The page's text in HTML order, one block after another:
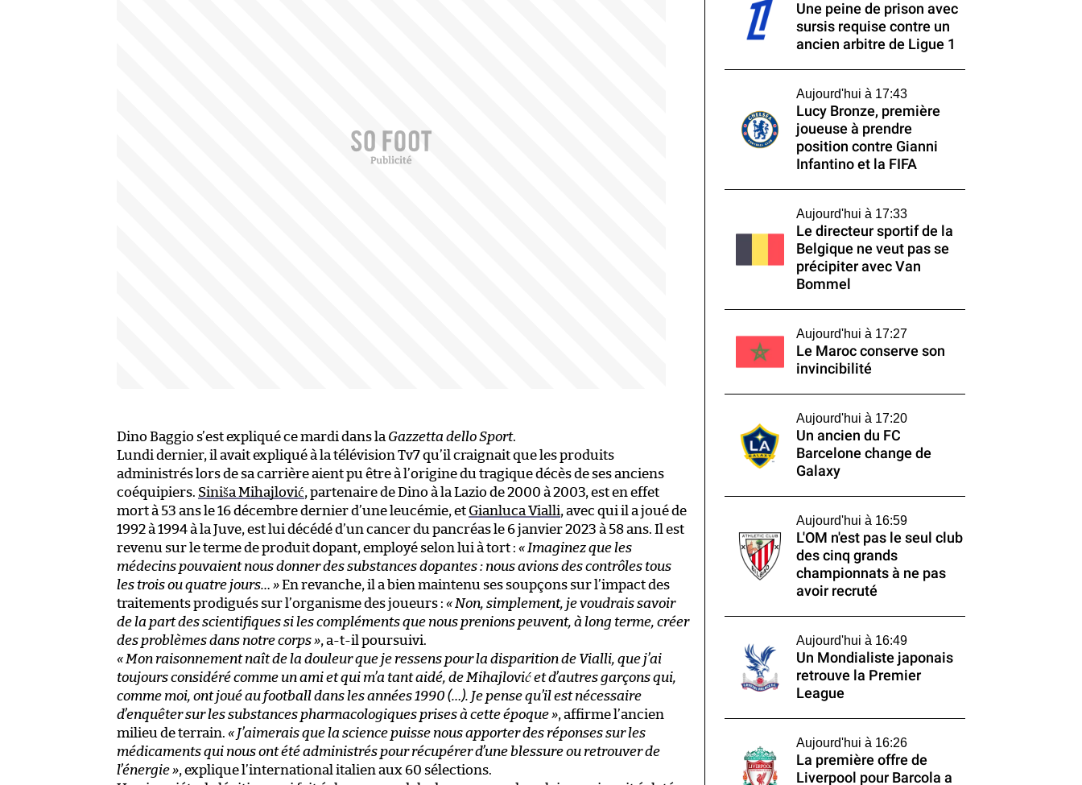
Dino Baggio s’est expliqué ce mardi dans la Gazzetta dello Sport.
Lundi dernier, il avait expliqué à la télévision Tv7 qu’il craignait que les produits
administrés lors de sa carrière aient pu être à l’origine du tragique décès de ses anciens
coéquipiers. Siniša Mihajlović, partenaire de Dino à la Lazio de 2000 à 2003, est en effet
mort à 53 ans le 16 décembre dernier d’une leucémie, et Gianluca Vialli, avec qui il a joué de
1992 à 1994 à la Juve, est lui décédé d’un cancer du pancréas le 6 janvier 2023 à 58 ans. Il est
revenu sur le terme de produit dopant, employé selon lui à tort : « Imaginez que les
médecins pouvaient nous donner des substances dopantes : nous avions des contrôles tous
les trois ou quatre jours… »En revanche, il a bien maintenu ses soupçons sur l’impact des
traitements prodigués sur l’organisme des joueurs : « Non, simplement, je voudrais savoir
de la part des scientifiques si les compléments que nous prenions peuvent, à long terme, créer
des problèmes dans notre corps », a-t-il poursuivi.
« Mon raisonnement naît de la douleur que je ressens pour la disparition de Vialli, que j’ai
toujours considéré comme un ami et qui m’a tant aidé, de Mihajlović et d’autres garçons qui,
comme moi, ont joué au football dans les années 1990 (…). Je pense qu’il est nécessaire
d’enquêter sur les substances pharmacologiques prises à cette époque », affirme l’ancien
milieu de terrain. « J’aimerais que la science puisse nous apporter des réponses sur les
médicaments qui nous ont été administrés pour récupérer d’une blessure ou retrouver de
l’énergie », explique l’international italien aux 60 sélections.
Une peine de prison avec
sursis requise contre un
ancien arbitre de Ligue 1
Aujourd'hui à 17:43
Lucy Bronze, première
joueuse à prendre
position contre Gianni
Infantino et la FIFA
Aujourd'hui à 17:33
Le directeur sportif de la
Belgique ne veut pas se
précipiter avec Van
Bommel
Aujourd'hui à 17:27
Le Maroc conserve son
invincibilité
Aujourd'hui à 17:20
Un ancien du FC
Barcelone change de
Galaxy
Aujourd'hui à 16:59
L'OM n'est pas le seul club
des cinq grands
championnats à ne pas
avoir recruté
Aujourd'hui à 16:49
Un Mondialiste japonais
retrouve la Premier
League
Aujourd'hui à 16:26
La première offre de
Liverpool pour Barcola a